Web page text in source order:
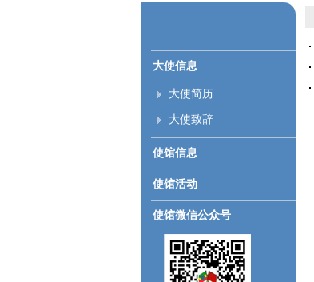
大使信息
大使简历
大使致辞
使馆信息
使馆活动
使馆微信公众号